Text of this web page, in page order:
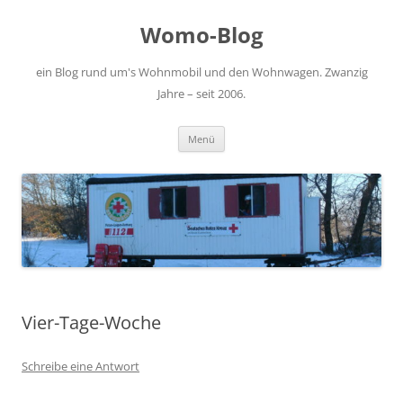
Womo-Blog
ein Blog rund um's Wohnmobil und den Wohnwagen. Zwanzig
Jahre – seit 2006.
Menü
Vier-Tage-Woche
Schreibe eine Antwort